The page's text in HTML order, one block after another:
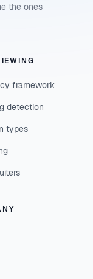
the ones
framework
detection
types